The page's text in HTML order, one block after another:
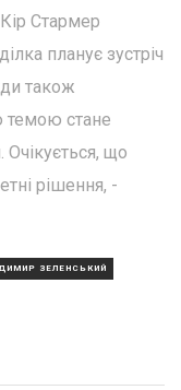
Стармер
планує зустріч
також
темою стане
що
рішення, -
ЗЕЛЕНСЬКИЙ